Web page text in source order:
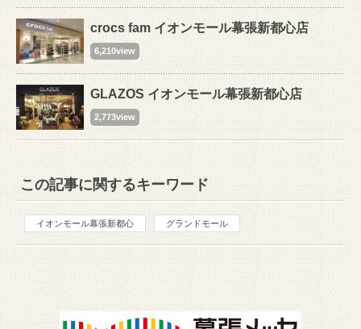
crocs fam イオンモール幕張新都心店
6,210view
GLAZOS イオンモール幕張新都心店
2,773view
この記事に関するキーワード
イオンモール幕張新都心 グランドモール